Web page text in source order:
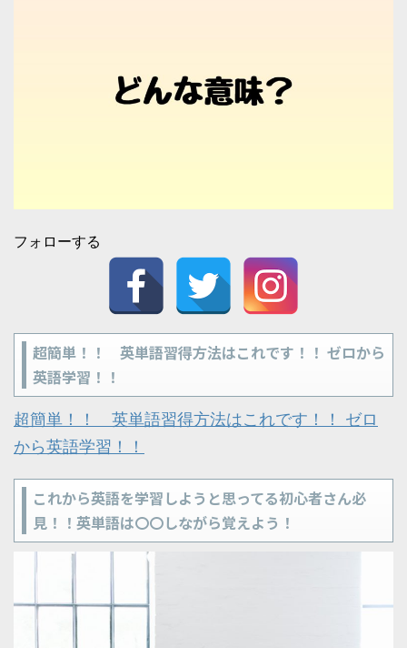
フォローする
超簡単！！ 英単語習得方法はこれです！！ ゼロから
英語学習！！
超簡単！！ 英単語習得方法はこれです！！ ゼロ
から英語学習！！
これから英語を学習しようと思ってる初心者さん必
見！！英単語は〇〇しながら覚えよう！